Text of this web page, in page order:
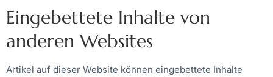
Eingebettete Inhalte von
anderen Websites
Artikel auf dieser Website können eingebettete Inhalte